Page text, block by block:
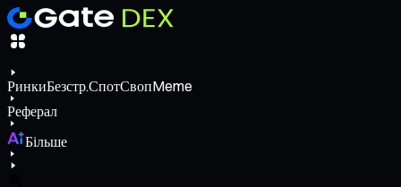
РинкиБезстр.СпотСвопMeme
Реферал
Більше